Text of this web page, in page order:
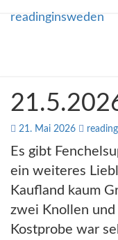
Skipreadinginsweden
21.5.2026
Fenchel
21. Mai 2026
Es gibt
ein weiteres
Kaufland kaum
zwei Knollen
Kostprobe war